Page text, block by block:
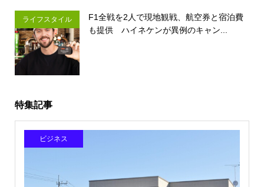
ライフスタイル
F1全戦を2人で現地観戦、航空券と宿泊費
も提供 ハイネケンが異例のキャン...
特集記事
ビジネス